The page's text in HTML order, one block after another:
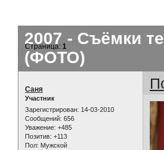
2007 - Съёмки
(ФОТО)
Страница:1
Саня
Участник
Зарегистрирован: 14-03-2010
Сообщений: 656
Уважение: +485
Позитив: +113
Пол: Мужской